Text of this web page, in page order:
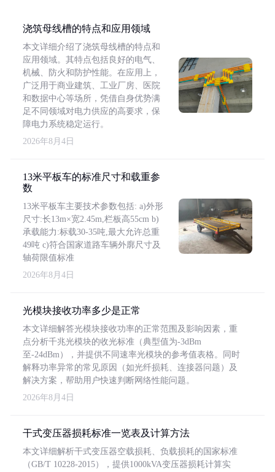
浇筑母线槽的特点和应用领域
本文详细介绍了浇筑母线槽的特点和
应用领域。其特点包括良好的电气、
机械、防火和防护性能。在应用上，
广泛用于商业建筑、工业厂房、医院
和数据中心等场所，凭借自身优势满
足不同领域对电力供应的高要求，保
障电力系统稳定运行。
2026年8月4日
13米平板车的标准尺寸和载重参
数
13米平板车主要技术参数包括: a)外形
尺寸:长13m×宽2.45m,栏板高55cm b)
承载能力:标载30-35吨,最大允许总重
49吨 c)符合国家道路车辆外廓尺寸及
轴荷限值标准
2026年8月4日
光模块接收功率多少是正常
本文详细解答光模块接收功率的正常范围及影响因素，重
点分析千兆光模块的收光标准（典型值为-3dBm
至-24dBm），并提供不同速率光模块的参考值表格。同时
解释功率异常的常见原因（如光纤损耗、连接器问题）及
解决方案，帮助用户快速判断网络性能问题。
2026年8月4日
干式变压器损耗标准一览表及计算方法
本文详细解析干式变压器空载损耗、负载损耗的国家标准
（GB/T 10228-2015），提供1000kVA变压器损耗计算实